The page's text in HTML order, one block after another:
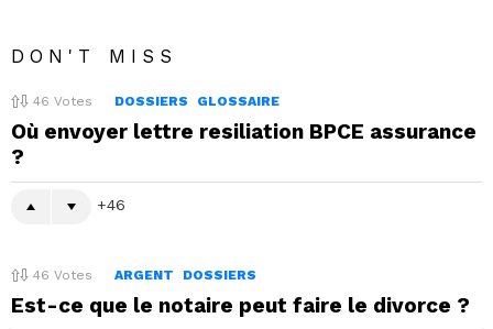
DON'T MISS
46 Votes DOSSIERS GLOSSAIRE
Où envoyer lettre resiliation BPCE assurance
?
46
46 Votes ARGENT DOSSIERS
Est-ce que le notaire peut faire le divorce ?